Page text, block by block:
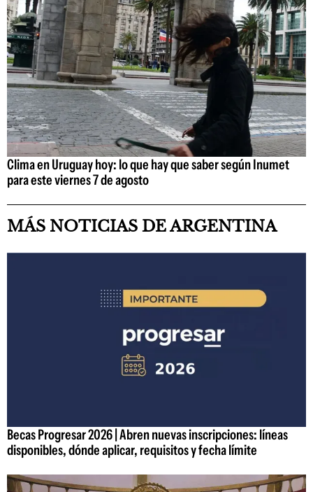
Clima en Uruguay hoy: lo que hay que saber según Inumet
para este viernes 7 de agosto
MÁS NOTICIAS DE ARGENTINA
Becas Progresar 2026 | Abren nuevas inscripciones: líneas
disponibles, dónde aplicar, requisitos y fecha límite